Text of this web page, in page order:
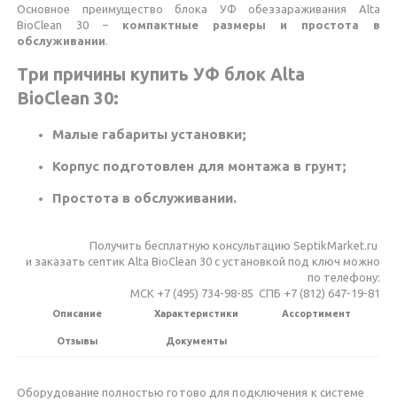
Основное преимущество блока УФ обеззараживания Alta
BioClean 30 – компактные размеры и простота в
обслуживании.
Три причины купить УФ блок Alta
BioClean 30:
Малые габариты установки;
Корпус подготовлен для монтажа в грунт;
Простота в обслуживании.
Получить бесплатную консультацию SeptikMarket.ru
и заказать септик Alta BioClean 30 c установкой под ключ можно
по телефону:
МСК +7 (495) 734-98-85 СПБ +7 (812) 647-19-81
Описание Характеристики Ассортимент
Отзывы Документы
Оборудование полностью готово для подключения к системе